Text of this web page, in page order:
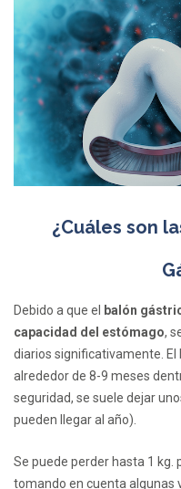
¿Cuáles son
Debido a que el
balón
capacidad del estómago,
diarios significativamente.
alrededor de 8-9 meses
seguridad, se suele dejar
pueden llegar al año).
Se puede perder hasta 1 kg.
tomando en cuenta algunas